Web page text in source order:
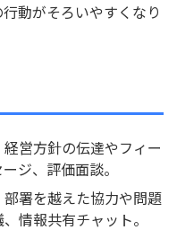
動がそろいやすくなり
営方針の伝達やフィー
ジ、評価面談。
署を越えた協力や問題
情報共有チャット。